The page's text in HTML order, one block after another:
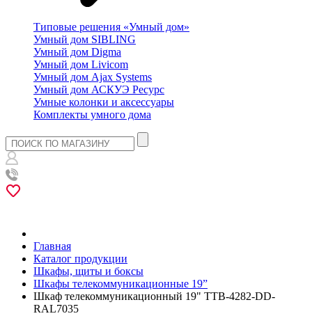
Типовые решения «Умный дом»
Умный дом SIBLING
Умный дом Digma
Умный дом Livicom
Умный дом Ajax Systems
Умный дом АСКУЭ Ресурс
Умные колонки и аксессуары
Комплекты умного дома
Главная
Каталог продукции
Шкафы, щиты и боксы
Шкафы телекоммуникационные 19”
Шкаф телекоммуникационный 19" TTB-4282-DD-
RAL7035